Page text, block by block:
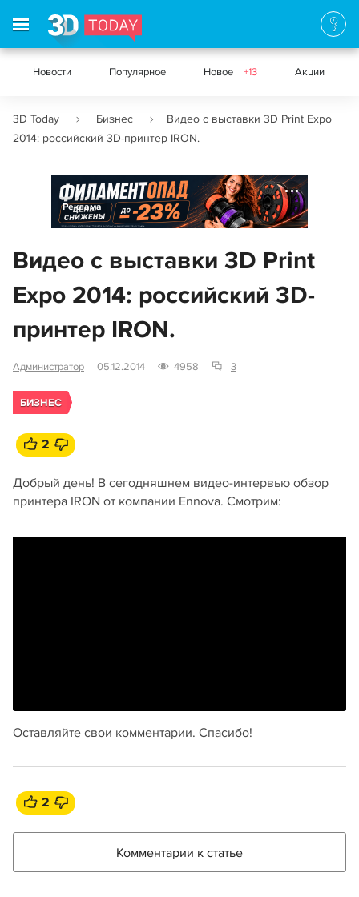
Новости Популярное Новое +13 Акции
3D Today Бизнес
Видео с выставки 3D Print Expo
2014: российский 3D-принтер IRON.
Реклама
Видео с выставки 3D Print
Expo 2014: российский 3D-
принтер IRON.
Администратор 05.12.2014 4958 3
БИЗНЕС
2
Добрый день! В сегодняшнем видео-интервью обзор
принтера IRON от компании Ennova. Смотрим:
Оставляйте свои комментарии. Спасибо!
2
Комментарии к статье